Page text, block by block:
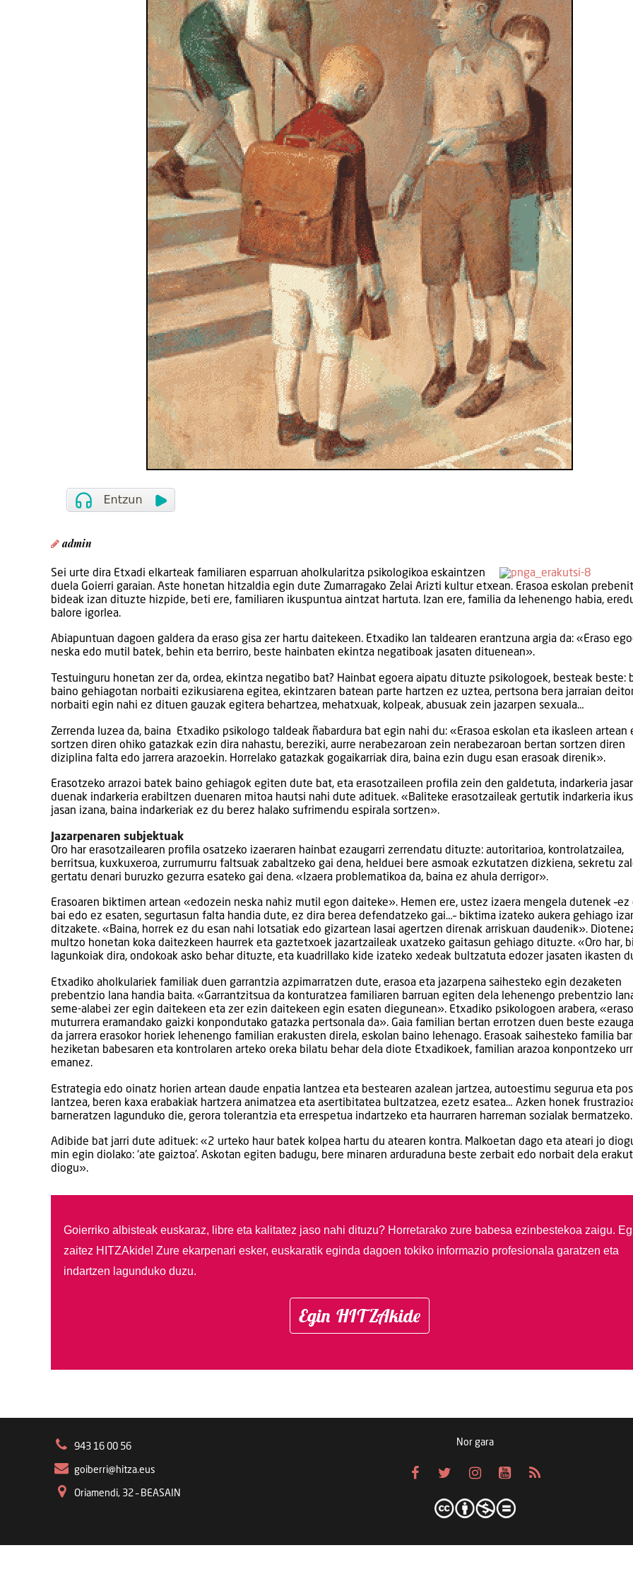
admin
Sei urte dira Etxadi elkarteak familiaren esparruan aholkularitza psikologikoa eskaintzen
duela Goierri garaian. Aste honetan hitzaldia egin dute Zumarragako Zelai Arizti kultur etxean. Erasoa eskolan
bideak izan dituzte hizpide, beti ere, familiaren ikuspuntua aintzat hartuta. Izan ere, familia da lehenengo habia,
balore igorlea.
Abiapuntuan dagoen galdera da eraso gisa zer hartu daitekeen. Etxadiko lan taldearen erantzuna argia da: «Eraso
neska edo mutil batek, behin eta berriro, beste hainbaten ekintza negatiboak jasaten dituenean».
Testuinguru honetan zer da, ordea, ekintza negatibo bat? Hainbat egoera aipatu dituzte psikologoek, besteak beste:
baino gehiagotan norbaiti ezikusiarena egitea, ekintzaren batean parte hartzen ez uztea, pertsona bera jarraian
norbaiti egin nahi ez dituen gauzak egitera behartzea, mehatxuak, kolpeak, abusuak zein jazarpen sexuala…
Zerrenda luzea da, baina Etxadiko psikologo taldeak ñabardura bat egin nahi du: «Erasoa eskolan eta ikasleen artean
sortzen diren ohiko gatazkak ezin dira nahastu, bereziki, aurre nerabezaroan zein nerabezaroan bertan sortzen diren
diziplina falta edo jarrera arazoekin. Horrelako gatazkak gogaikarriak dira, baina ezin dugu esan erasoak direnik».
Erasotzeko arrazoi batek baino gehiagok egiten dute bat, eta erasotzaileen profila zein den galdetuta, indarkeria
duenak indarkeria erabiltzen duenaren mitoa hautsi nahi dute adituek. «Baliteke erasotzaileak gertutik indarkeria
jasan izana, baina indarkeriak ez du berez halako sufrimendu espirala sortzen».
Jazarpenaren subjektuak
Oro har erasotzailearen profila osatzeko izaeraren hainbat ezaugarri zerrendatu dituzte: autoritarioa, kontrolatzailea,
berritsua, kuxkuxeroa, zurrumurru faltsuak zabaltzeko gai dena, helduei bere asmoak ezkutatzen dizkiena, sekretu
gertatu denari buruzko gezurra esateko gai dena. «Izaera problematikoa da, baina ez ahula derrigor».
Erasoaren biktimen artean «edozein neska nahiz mutil egon daiteke». Hemen ere, ustez izaera mengela dutenek –ez
bai edo ez esaten, segurtasun falta handia dute, ez dira berea defendatzeko gai…­– biktima izateko aukera gehiago
ditzakete. «Baina, horrek ez du esan nahi lotsatiak edo gizartean lasai agertzen direnak arriskuan daudenik».
multzo honetan koka daitezkeen haurrek eta gaztetxoek jazartzaileak uxatzeko gaitasun gehiago dituzte. «Oro har,
lagunkoiak dira, ondokoak asko behar dituzte, eta kuadrillako kide izateko xedeak bultzatuta edozer jasaten ikasten
Etxadiko aholkulariek familiak duen garrantzia azpimarratzen dute, erasoa eta jazarpena saihesteko egin dezaketen
prebentzio lana handia baita. «Garrantzitsua da konturatzea familiaren barruan egiten dela lehenengo prebentzio
seme-alabei zer egin daitekeen eta zer ezin daitekeen egin esaten diegunean». Etxadiko psikologoen arabera,
muturrera eramandako gaizki konpondutako gatazka pertsonala da». Gaia familian bertan errotzen duen beste
da jarrera erasokor horiek lehenengo familian erakusten direla, eskolan baino lehenago. Erasoak saihesteko familia
heziketan babesaren eta kontrolaren arteko oreka bilatu behar dela diote Etxadikoek, familian arazoa konpontzeko
emanez.
Estrategia edo oinatz horien artean daude enpatia lantzea eta bestearen azalean jartzea, autoestimu segurua eta
lantzea, beren kaxa erabakiak hartzera animatzea eta asertibitatea bultzatzea, ezetz esatea… Azken honek
barneratzen lagunduko die, gerora tolerantzia eta errespetua indartzeko eta haurraren harreman sozialak bermatzeko.
Adibide bat jarri dute adituek: «2 urteko haur batek kolpea hartu du atearen kontra. Malkoetan dago eta ateari jo
min egin diolako: ‘ate gaiztoa’. Askotan egiten badugu, bere minaren arduraduna beste zerbait edo norbait dela
diogu».
Goierriko albisteak euskaraz, libre eta kalitatez jaso nahi dituzu? Horretarako zure babesa ezinbestekoa zaigu.
zaitez HITZAkide! Zure ekarpenari esker, euskaratik eginda dagoen tokiko informazio profesionala garatzen eta
indartzen lagunduko duzu.
Egin HITZAkide
943 16 00 56
goiberri@hitza.eus
Oriamendi, 32 – BEASAIN
Nor gara